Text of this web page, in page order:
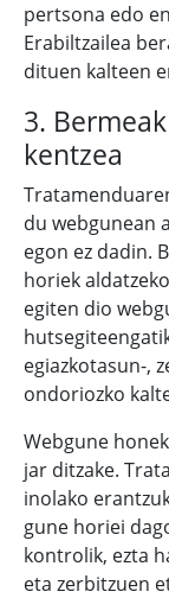
pertsona edo
Erabiltzailea
dituen kalteen
3.
kentzea
du webgunean
egon ez dadin.
horiek
egiten dio
egiazkotasun-,
ondoriozko
Webgune
jar ditzake.
inolako
gune horiei
kontrolik, ezta
eta zerbitzuen